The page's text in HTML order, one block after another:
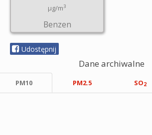
µg/m3
Benzen
Udostępnij
Dane archiwalne
PM10 PM2.5 SO2